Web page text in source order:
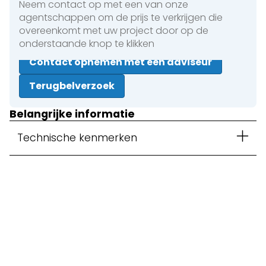
Technische kenmerken
Belangrijke informatie
Contact opnemen met een adviseur
Terugbelverzoek
Neem contact op met een van onze
agentschappen om de prijs te verkrijgen die
overeenkomt met uw project door op de
onderstaande knop te klikken